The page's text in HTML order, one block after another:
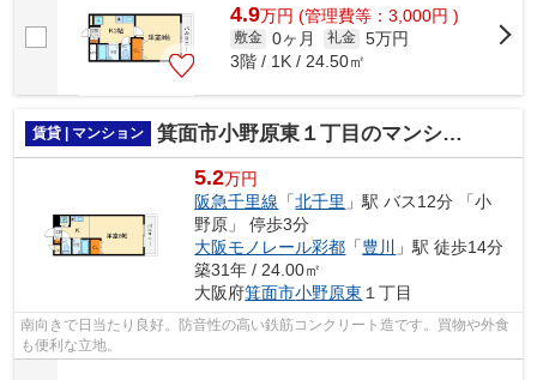
4.9万円 (管理費等：3,000円 )
敷金 0ヶ月 礼金 5万円
3階 / 1K / 24.50㎡
賃貸 | マンション 箕面市小野原東１丁目のマンション
5.2万円
阪急千里線 「北千里 」駅 バス12分 「小
野原」 停歩3分
大阪モノレール彩都 「豊川
」駅 徒歩14分
築31年 / 24.00㎡
大阪府箕面市小野原東 １丁目
南向きで日当たり良好。防音性の高い鉄筋コンクリート造です。買物や外食
も便利な立地。